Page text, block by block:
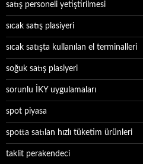
satış personeli yetiştirilmesi
sıcak satış plasiyeri
sıcak satışta kullanılan el terminalleri
soğuk satış plasiyeri
sorunlu İKY uygulamaları
spot piyasa
spotta satılan hızlı tüketim ürünleri
taklit perakendeci